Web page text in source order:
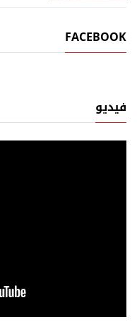
FACEBOOK
فيديو